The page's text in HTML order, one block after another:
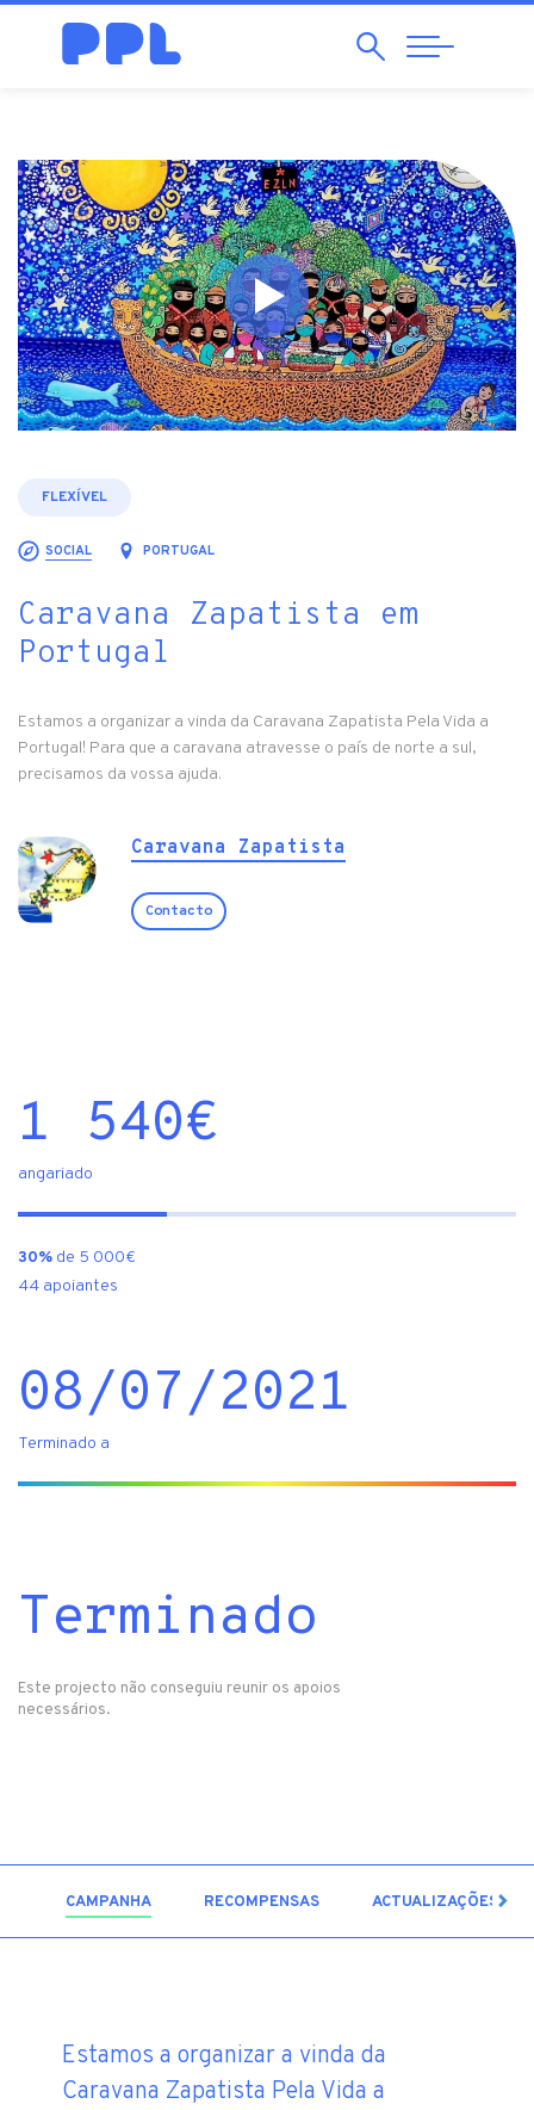
Pesquisar
Abrir
Navegação
FLEXÍVEL
SOCIAL PORTUGAL
Caravana Zapatista em
Portugal
Estamos a organizar a vinda da Caravana Zapatista Pela Vida a
Portugal! Para que a caravana atravesse o país de norte a sul,
precisamos da vossa ajuda.
Caravana Zapatista
Contacto
1 540€
angariado
30% de 5 000€
44 apoiantes
08/07/2021
Terminado a
Terminado
Este projecto não conseguiu reunir os apoios
necessários.
CAMPANHA RECOMPENSAS ACTUALIZAÇÕES
Estamos a organizar a vinda da
Caravana Zapatista Pela Vida a